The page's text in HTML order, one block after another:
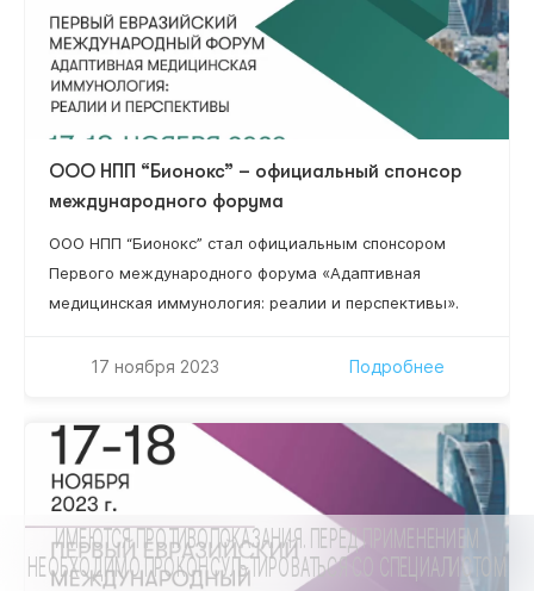
ИМЕЮТСЯ ПРОТИВОПОКАЗАНИЯ. ПЕРЕД ПРИМЕНЕНИЕМ
НЕОБХОДИМО ПРОКОНСУЛЬТИРОВАТЬСЯ СО СПЕЦИАЛИСТОМ
ООО НПП “Бионокс” – официальный спонсор
международного форума
ООО НПП “Бионокс” стал официальным спонсором
Первого международного форума «Адаптивная
медицинская иммунология: реалии и перспективы».
17 ноября 2023 Подробнее